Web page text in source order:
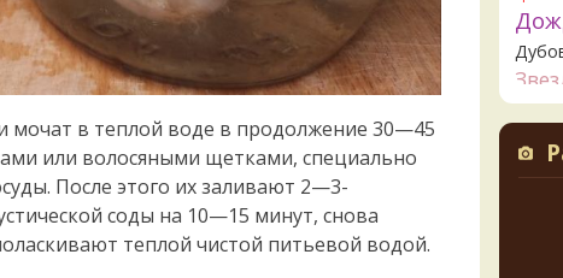
мочат в теплой воде в продолжение 30—45
или волосяными щетками, специально
После этого их заливают 2—3-
соды на 10—15 минут, снова
теплой чистой питьевой водой.
2 дня